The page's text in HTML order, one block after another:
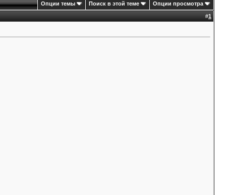
Опции темы Поиск в этой теме Опции просмотра
#1